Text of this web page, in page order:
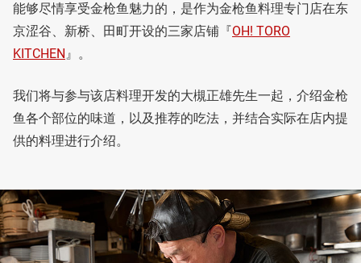
能够尽情享受金枪鱼魅力的，是作为金枪鱼料理专门店在东
京涩谷、新桥、田町开设的三家店铺『OH! TORO
KITCHEN』。
我们将与参与该店料理开发的大槻正雄先生一起，介绍金枪
鱼各个部位的味道，以及推荐的吃法，并结合实际在店内提
供的料理进行介绍。